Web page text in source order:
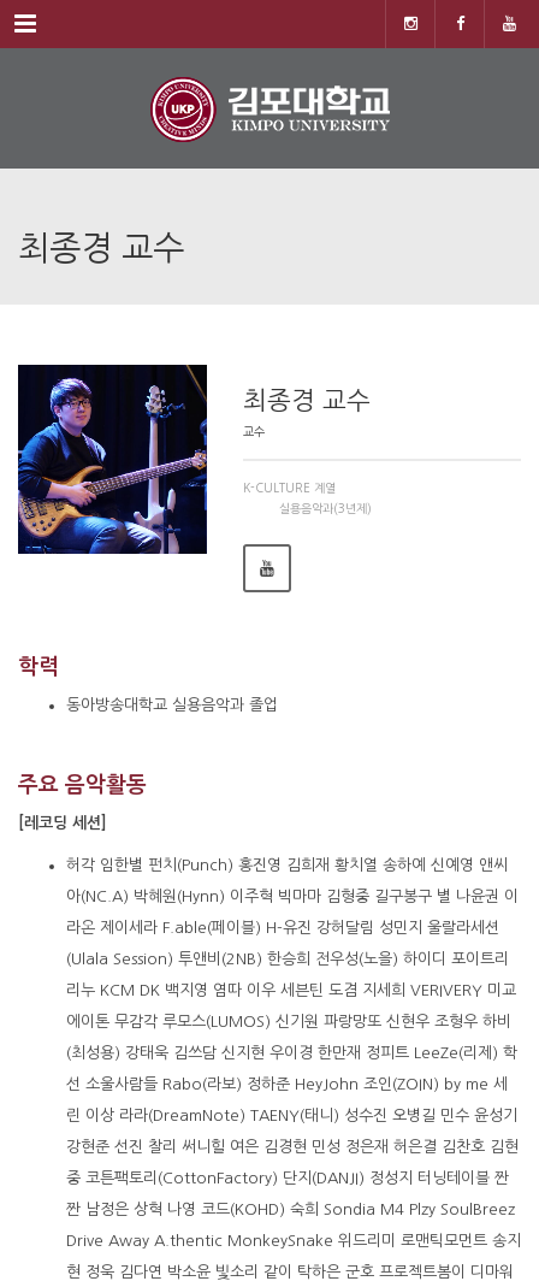
Menu
최종경 교수
최종경 교수
교수
K-CULTURE 계열
실용음악과(3년제)
학력
동아방송대학교 실용음악과 졸업
주요 음악활동
레코딩 세션
허각 임한별 펀치 (Punch) 홍진영 김희재 황치열 송하예 신예영 앤씨
아(NC.A) 박혜원(Hynn) 이주혁 빅마마 김형중 길구봉구 별 나윤권 이
라온 제이세라 F.able(페이블) H-유진 강허달림 성민지 울랄라세션
(Ulala Session) 투앤비 (2NB) 한승희 전우성(노을) 하이디 포이트리
리누 KCM DK 백지영 염따 이우 세븐틴 도겸 지세희 VERIVERY 미교
에이톤 무감각 루모스(LUMOS) 신기원 파랑망또 신현우 조형우 하비
(최성용) 강태욱 김쓰담 신지현 우이경 한만재 정피트 LeeZe(리제) 학
선 소울사람들 Rabo(라보) 정하준 HeyJohn 조인 (ZOIN) by me 세
린 이상 라라(DreamNote) TAENY(태니) 성수진 오병길 민수 윤성기
강현준 선진 찰리 써니힐 여은 김경현 민성 정은재 허은결 김찬호 김현
중 코튼팩토리(CottonFactory) 단지 (DANJI) 정성지 터닝테이블 짠
짠 남정은 상혁 나영 코드(KOHD) 숙희 Sondia M4 Plzy SoulBreez
Drive Away A.thentic MonkeySnake 위드리미 로맨틱모먼트 송지
현 정욱 김다연 박소윤 빛소리 같이 탁하은 군호 프로젝트봄이
디마워